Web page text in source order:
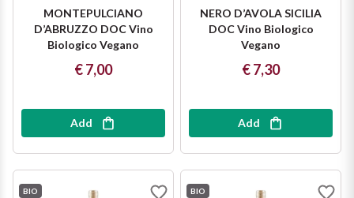
Emilia Romagna
Friuli Venezia Giulia
Lombardia
Piemonte
Syrah
Trento DOC
Alcohol Free
See all
MONTEPULCIANO
D’ABRUZZO DOC Vino
Biologico Vegano
€ 7,00
Add
NERO D’AVOLA SICILIA
DOC Vino Biologico
Vegano
€ 7,30
Add
BIO BIO